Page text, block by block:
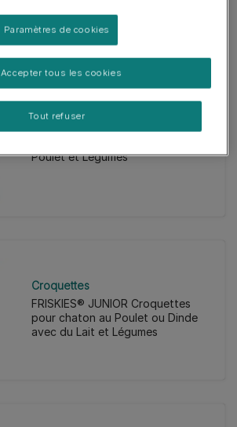
Croquettes
FRISKIES® STERILISED Croquettes
Poulet et Légumes
Croquettes
FRISKIES® JUNIOR Croquettes
pour chaton au Poulet ou Dinde
avec du Lait et Légumes
Paramètres de cookies
Tout refuser
Accepter tous les cookies